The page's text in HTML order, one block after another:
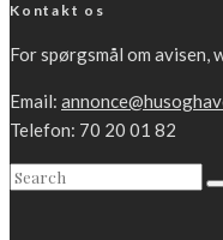
Kontakt os
For spørgsmål om avisen,
Email:
Telefon: 70 20 01 82